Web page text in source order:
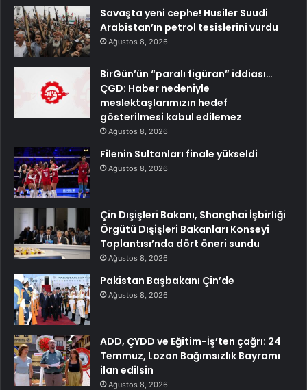
Savaşta yeni cephe! Husiler Suudi
Arabistan’ın petrol tesislerini vurdu
Ağustos 8, 2026
BirGün’ün “paralı figüran” iddiası…
ÇGD: Haber nedeniyle
meslektaşlarımızın hedef
gösterilmesi kabul edilemez
Ağustos 8, 2026
Filenin Sultanları finale yükseldi
Ağustos 8, 2026
Çin Dışişleri Bakanı, Shanghai İşbirliği
Örgütü Dışişleri Bakanları Konseyi
Toplantısı’nda dört öneri sundu
Ağustos 8, 2026
Pakistan Başbakanı Çin’de
Ağustos 8, 2026
ADD, ÇYDD ve Eğitim-İş’ten çağrı: 24
Temmuz, Lozan Bağımsızlık Bayramı
ilan edilsin
Ağustos 8, 2026